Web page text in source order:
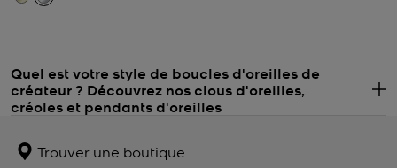
Quel est votre style de boucles d'oreilles de
créateur ? Découvrez nos clous d'oreilles,
créoles et pendants d'oreilles
votre tenue. Mais quel type de boucles d'oreilles vous convient le
mieux : les clous d'oreilles ou les créoles ? Nous aimons les clous
Trouver une boutique